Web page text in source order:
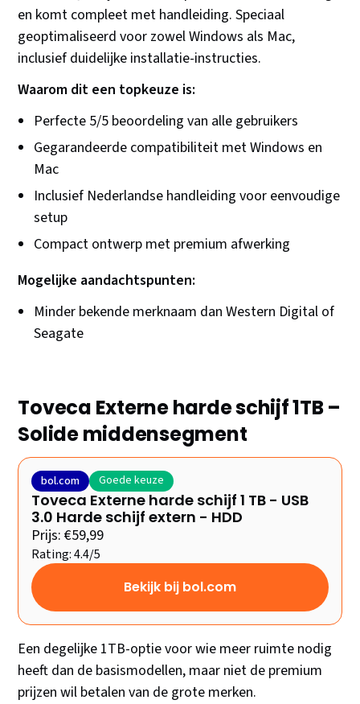
en komt compleet met handleiding. Speciaal
geoptimaliseerd voor zowel Windows als Mac,
inclusief duidelijke installatie-instructies.
Waarom dit een topkeuze is:
Perfecte 5/5 beoordeling van alle gebruikers
Gegarandeerde compatibiliteit met Windows en
Mac
Inclusief Nederlandse handleiding voor eenvoudige
setup
Compact ontwerp met premium afwerking
Mogelijke aandachtspunten:
Minder bekende merknaam dan Western Digital of
Seagate
Toveca Externe harde schijf 1TB –
Solide middensegment
bol.com Goede keuze
Toveca Externe harde schijf 1 TB - USB
3.0 Harde schijf extern - HDD
Prijs: €59,99
Rating: 4.4/5
Bekijk bij bol.com
Een degelijke 1TB-optie voor wie meer ruimte nodig
heeft dan de basismodellen, maar niet de premium
prijzen wil betalen van de grote merken.